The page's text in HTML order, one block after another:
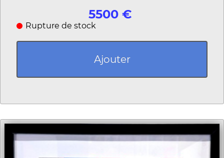
5500 €
Rupture de stock
Ajouter